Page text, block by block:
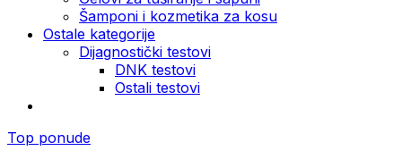
Šamponi i kozmetika za kosu
Ostale kategorije
Dijagnostički testovi
DNK testovi
Ostali testovi
Top ponude